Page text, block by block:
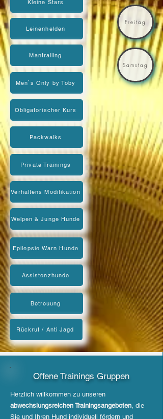
Kleine Stars
Leinenhelden
Mantrailing
Men`s Only by Toby
Freitag
Samstag
Obligatorischer Kurs
Packwalks
Private Trainings
Verhaltens Modifikation
Welpen & Junge Hunde
Epilepsie Warn Hunde
Assistenzhunde
Betreuung
Rückruf / Anti Jagd
Offene Trainings Gruppen
Herzlich willkommen zu unseren
abwechslungsreichen Trainingsangeboten , die
Sie und Ihren Hund individuell fördern und